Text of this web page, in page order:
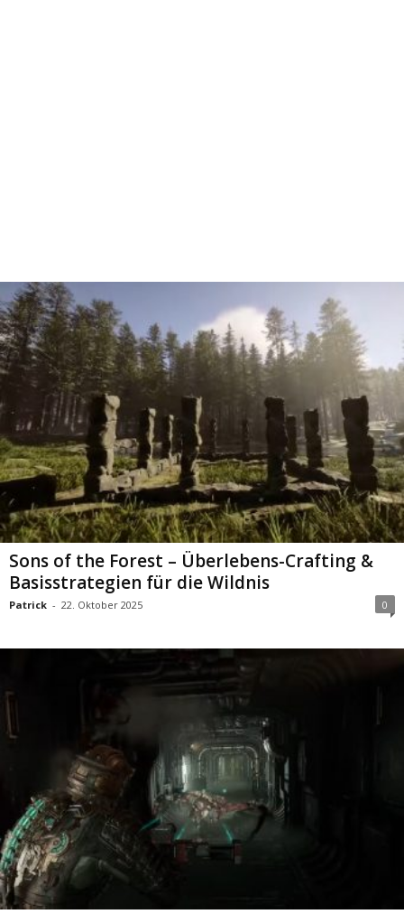
Sons of the Forest – Überlebens-Crafting &
Basisstrategien für die Wildnis
Patrick - 22. Oktober 2025 0